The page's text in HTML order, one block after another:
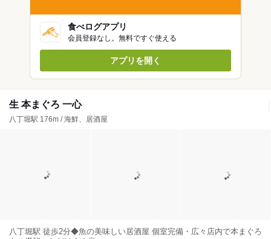
食べログアプリ
会員登録なし。無料ですぐ使える
アプリを開く
生 本まぐろ 一心
八丁堀駅 176m / 海鮮、居酒屋
八丁堀駅 徒歩2分◆魚の美味しい居酒屋 個室完備・広々店内で本まぐろ